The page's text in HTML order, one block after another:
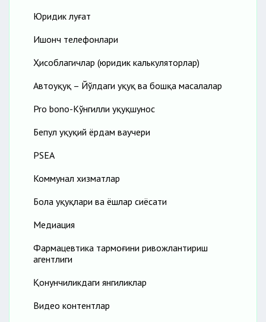
Юридик луғат
Ишонч телефонлари
Ҳисоблагичлар (юридик калькуляторлар)
Автоҳуқуқ – Йўлдаги ҳуқуқ ва бошқа масалалар
Pro bono-Кўнгилли ҳуқуқшунос
Бепул ҳуқуқий ёрдам ваучери
PSEA
Коммунал хизматлар
Бола ҳуқуқлари ва ёшлар сиёсати
Медиация
Фармацевтика тармоғини ривожлантириш
агентлиги
Қонунчиликдаги янгиликлар
Видео контентлар